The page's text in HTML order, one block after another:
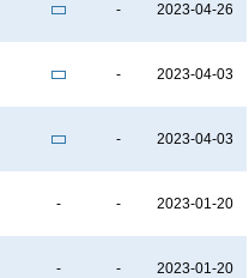
- 2023-04-26
- 2023-04-03
- 2023-04-03
- - 2023-01-20
- - 2023-01-20